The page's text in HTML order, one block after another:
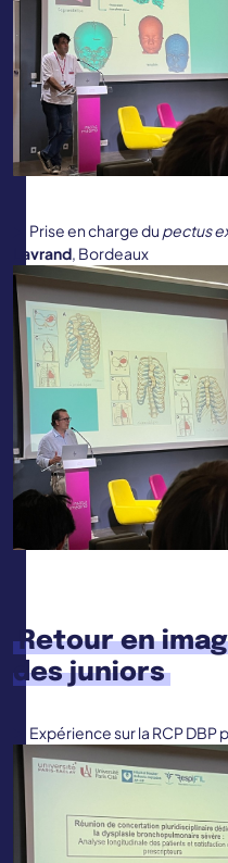
Prise en charge du pectus
Lavrand, Bordeaux
Retour en
des juniors
Expérience sur la RCP DBP